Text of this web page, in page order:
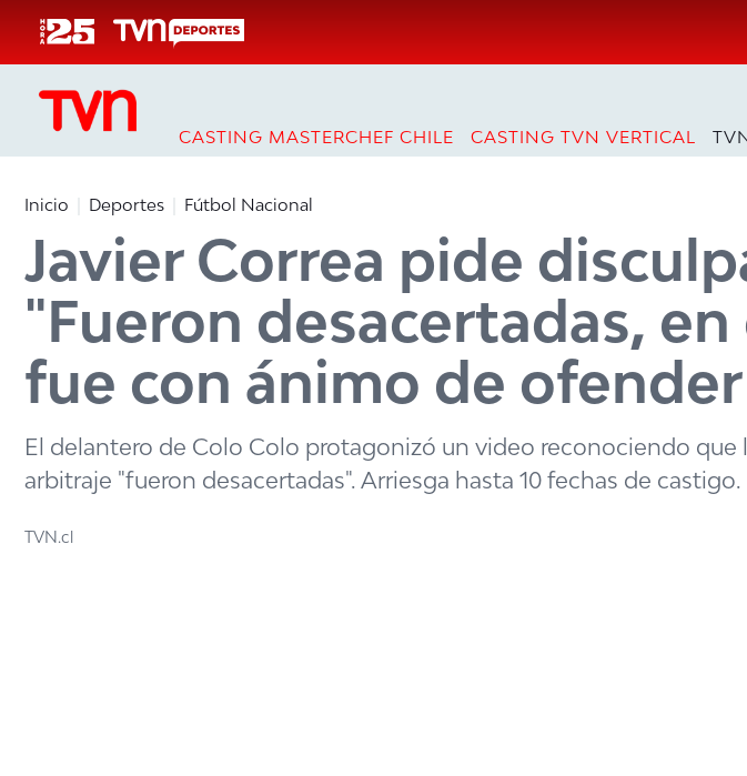
CASTING MASTERCHEF CHILE CASTING TVN VERTICAL
Inicio Deportes Fútbol Nacional
Javier Correa pide
"Fueron desacertadas,
fue con ánimo de
El delantero de Colo Colo protagonizó un video reconociendo que
arbitraje "fueron desacertadas". Arriesga hasta 10 fechas de castigo.
TVN.cl